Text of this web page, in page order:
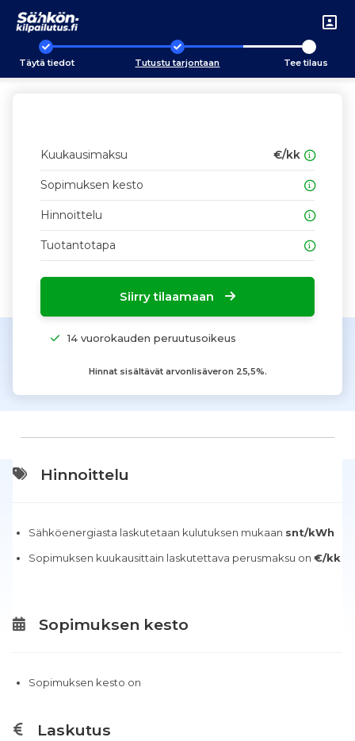
Täytä tiedot Tutustu tarjontaan Tee tilaus
Kuukausimaksu €/kk
Sopimuksen kesto
Hinnoittelu
Tuotantotapa
Siirry tilaamaan
14 vuorokauden peruutusoikeus
Hinnat sisältävät arvonlisäveron 25,5%.
Hinnoittelu
Sähköenergiasta laskutetaan kulutuksen mukaan snt/kWh
Sopimuksen kuukausittain laskutettava perusmaksu on €/kk
Sopimuksen kesto
Sopimuksen kesto on
Laskutus